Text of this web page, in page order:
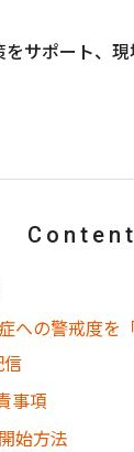
サポート、
への警戒度を
信
事項
始方法